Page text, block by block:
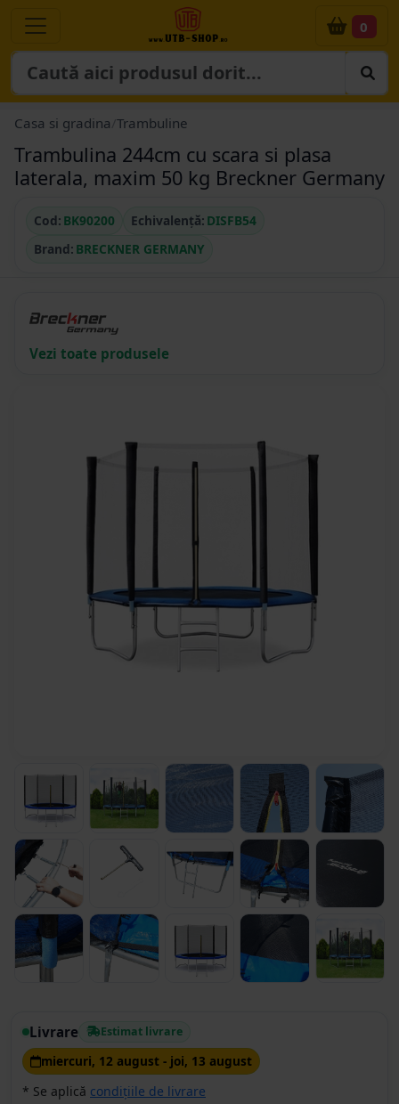
0
Casa si gradina Trambuline
Trambulina 244cm cu scara si plasa
laterala, maxim 50 kg Breckner Germany
Cod: BK90200 Echivalență: DISFB54
Brand: BRECKNER GERMANY
Vezi toate produsele
Livrare Estimat livrare
miercuri, 12 august - joi, 13 august
* Se aplică condițiile de livrare